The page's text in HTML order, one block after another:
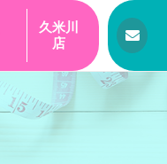
久米川
店